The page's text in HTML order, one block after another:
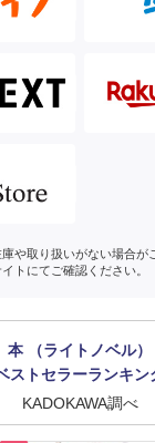
や取り扱いがない場合が
トにてご確認ください。
本 （ライトノベル）
ストセラーランキン
KADOKAWA調べ